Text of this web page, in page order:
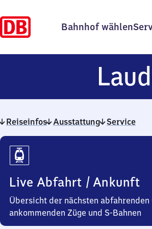
Bahnhof wählen
Reiseinfos Ausstattung Service
Reiseinfos
Live Abfahrt / Ankunft
Übersicht der nächsten abfahrenden
ankommenden Züge und S-Bahnen